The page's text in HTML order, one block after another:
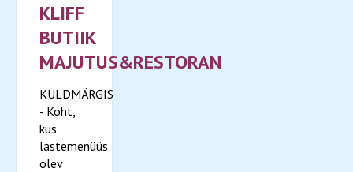
KLIFF
BUTIIK
MAJUTUS&RESTORAN
KULDMÄRGIS
- Koht,
kus
lastemenüüs
olev